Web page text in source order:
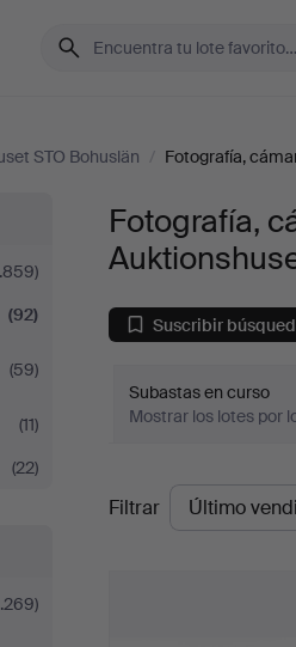
STO Bohuslän / Fotografía,
(92)
(59)
(11)
(22)
Fotografía,
Suscribir
Subastas en curso
Mostrar los lotes por
Precios
de
Filtrar